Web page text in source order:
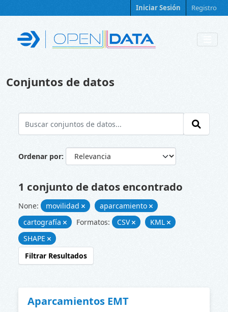
Iniciar Sesión Registro
Conjuntos de datos
Ordenar por
1 conjunto de datos encontrado
None: movilidad
aparcamiento
cartografía
Formatos: CSV
KML
SHAPE
Filtrar Resultados
Aparcamientos EMT